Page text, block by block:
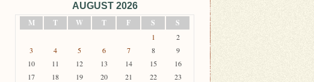
AUGUST 2026
M
T W T F S S
1
2
3
4 5 6 7 8
9
10
11 12 13 14 15
16
17
18 19 20 21 22
23